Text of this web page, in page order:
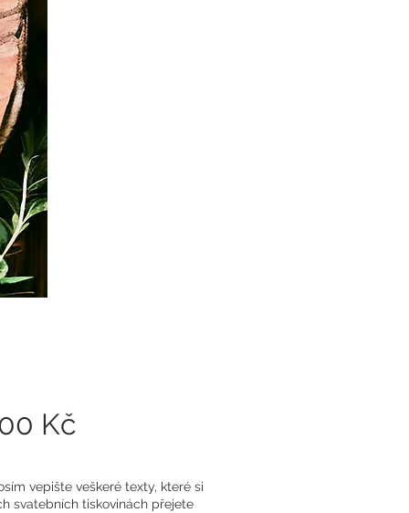
KčCena
vepište veškeré texty, které si
svatebních tiskovinách přejete